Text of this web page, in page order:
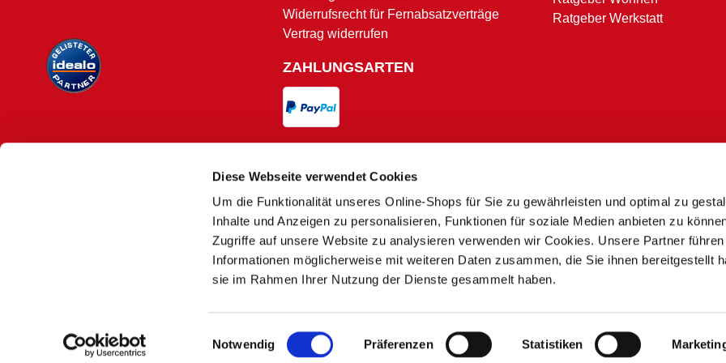
Diese Webseite verwendet Cookies
Um die Funktionalität unseres Online-Shops für Sie zu gewährleisten und optimal zu
Inhalte und Anzeigen zu personalisieren, Funktionen für soziale Medien anbieten zu
Zugriffe auf unsere Website zu analysieren verwenden wir Cookies. Unsere Partner
Informationen möglicherweise mit weiteren Daten zusammen, die Sie ihnen bereitgestellt
sie im Rahmen Ihrer Nutzung der Dienste gesammelt haben.
Einwilligungsauswahl
Notwendig Präferenzen Statistiken
Widerrufsrecht für Fernabsatzverträge
Vertrag widerrufen
ZAHLUNGSARTEN
Versand und Zahlungsbedingungen
Ratgeber Werkstatt
* Alle Preise in Euro inkl. MwSt. und zzgl. Service- und Versandkosten.
** Ausgenommen Speditions- und Sperrgutzuschläge
Es kann zu Preisunterschieden zwischen dem Onlineshop und unseren Sonderpreis Baumärkten vor Ort
2)
Macherprodukt-Angebote nur gültig für den aktuellen Werbezeitraum und in teilnehmenden stationären
© 2013 - 2026 Sonderpreis Baumarkt